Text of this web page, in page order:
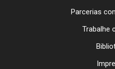
Parcerias
Trabalhe